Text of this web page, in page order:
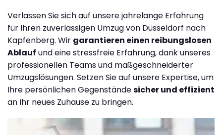
Verlassen Sie sich auf unsere jahrelange Erfahrung
für Ihren zuverlässigen Umzug von Düsseldorf nach
Kapfenberg. Wir garantieren einen reibungslosen
Ablauf und eine stressfreie Erfahrung, dank unseres
professionellen Teams und maßgeschneiderter
Umzugslösungen. Setzen Sie auf unsere Expertise, um
Ihre persönlichen Gegenständesicher und effizient
an Ihr neues Zuhause zu bringen.